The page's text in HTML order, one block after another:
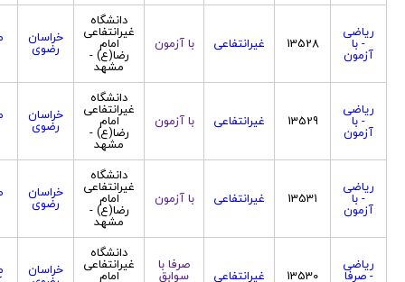
ریاضی
- با
آزمون
13528 غیرانتفاعی با آزمون
دانشگاه
غیرانتفاعی
امام
رضا(ع) -
مشهد
خراسان
رضوی
ریاضی
- با
آزمون
13529 غیرانتفاعی با آزمون
دانشگاه
غیرانتفاعی
امام
رضا(ع) -
مشهد
خراسان
رضوی
ریاضی
- با
آزمون
13531 غیرانتفاعی با آزمون
دانشگاه
غیرانتفاعی
امام
رضا(ع) -
مشهد
خراسان
رضوی
ریاضی
- صرفا 13530 غیرانتفاعی
صرفا با
سوابق
دانشگاه
غیرانتفاعی
امام خراسان